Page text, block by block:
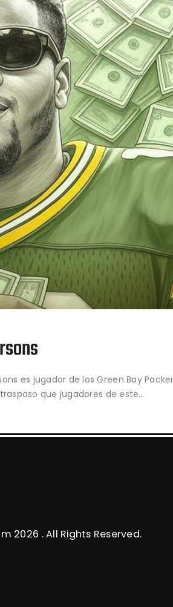
es jugador de los Green Bay
que jugadores de este…
2026 . All Rights Reserved.